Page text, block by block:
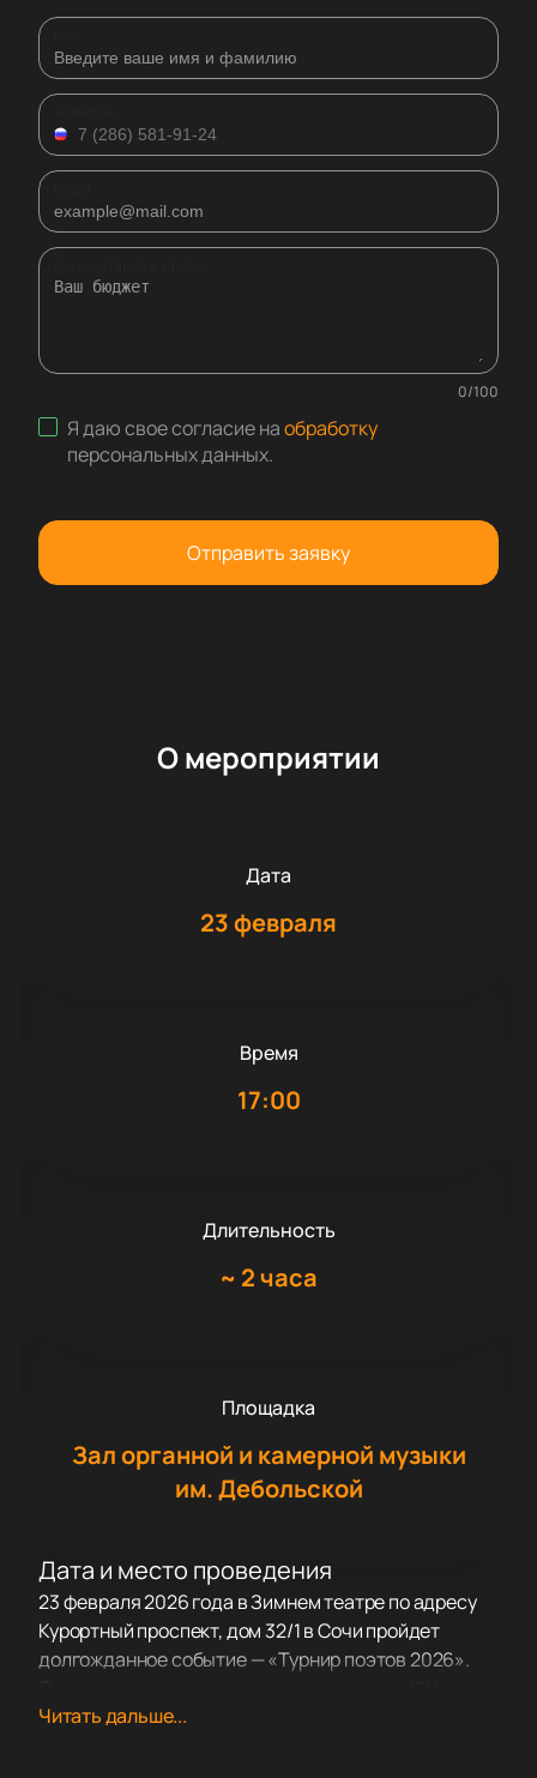
0/100
Я даю свое согласие наобработку
персональных данных.
Отправить заявку
О мероприятии
Дата
23 февраля
Время
17:00
Длительность
~ 2 часа
Площадка
Зал органной и камерной музыки
им. Дебольской
Дата и место проведения
23 февраля 2026 года в Зимнем театре по адресу
Курортный проспект, дом 32/1 в Сочи пройдет
долгожданное событие — «Турнир поэтов 2026».
Зимнего международного фестиваля искусств,
Читать дальше...